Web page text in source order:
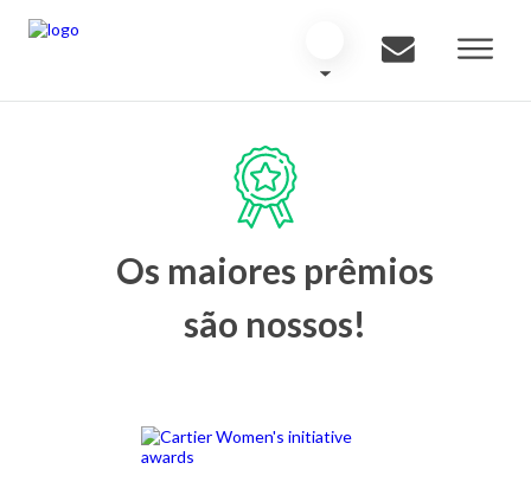
Os maiores prêmios
são nossos!